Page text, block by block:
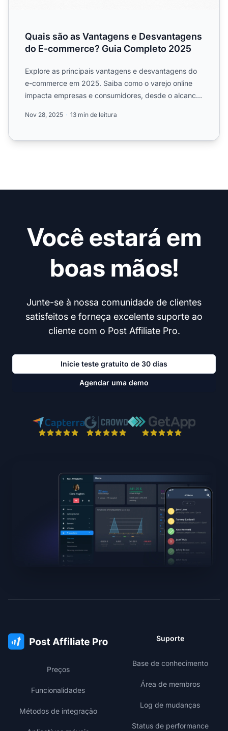
Quais são as Vantagens e Desvantagens
do E-commerce? Guia Completo 2025
Explore as principais vantagens e desvantagens do
e-commerce em 2025. Saiba como o varejo online
impacta empresas e consumidores, desde o alcance
Nov 28, 2025 13 min de leitura
Você estará em
boas mãos!
Junte-se à nossa comunidade de clientes
satisfeitos e forneça excelente suporte ao
cliente com o Post Affiliate Pro.
Inicie teste gratuito de 30 dias
Agendar uma demo
Preços
Funcionalidades
Métodos de integração
Suporte
Base de conhecimento
Área de membros
Log de mudanças
Status de performance